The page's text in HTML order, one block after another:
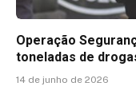
Operação
toneladas de
14 de junho de 2026